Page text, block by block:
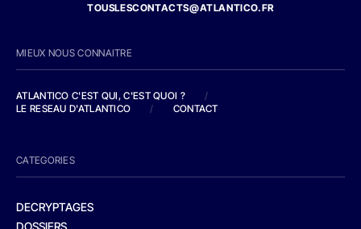
TOUSLESCONTACTS@ATLANTICO.FR
MIEUX NOUS CONNAITRE
ATLANTICO C'EST QUI, C'EST QUOI ?
/
LE RESEAU D'ATLANTICO
/ CONTACT
CATEGORIES
DECRYPTAGES
DOSSIERS